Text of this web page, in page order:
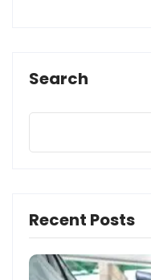
Search
Recent Posts